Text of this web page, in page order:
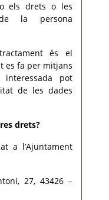
els drets o les
la persona
és el
es fa per mitjans
interessada pot
de les dades
drets?
a l’Ajuntament
27, 43426 –